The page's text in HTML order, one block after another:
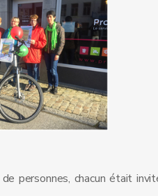
personnes, chacun était